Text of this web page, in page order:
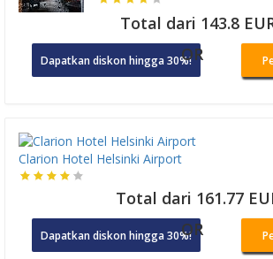
Total dari 143.8
Dapatkan diskon hingga 30%!OR
Clarion Hotel Helsinki Airport
Total dari 161.77
Dapatkan diskon hingga 30%!OR